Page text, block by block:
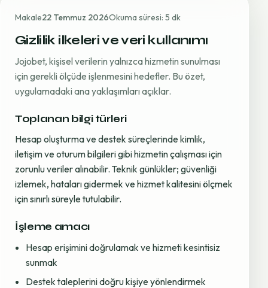
Makale22 Temmuz 2026Okuma süresi: 5 dk
Gizlilik ilkeleri ve veri kullanımı
Jojobet, kişisel verilerin yalnızca hizmetin sunulması
için gerekli ölçüde işlenmesini hedefler. Bu özet,
uygulamadaki ana yaklaşımları açıklar.
Toplanan bilgi türleri
Hesap oluşturma ve destek süreçlerinde kimlik,
iletişim ve oturum bilgileri gibi hizmetin çalışması için
zorunlu veriler alınabilir. Teknik günlükler; güvenliği
izlemek, hataları gidermek ve hizmet kalitesini ölçmek
için sınırlı süreyle tutulabilir.
İşleme amacı
Hesap erişimini doğrulamak ve hizmeti kesintisiz
sunmak
Destek taleplerini doğru kişiye yönlendirmek